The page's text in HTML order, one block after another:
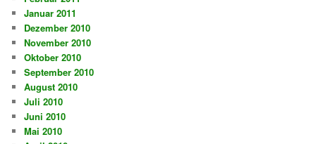
Januar 2011
Dezember 2010
November 2010
Oktober 2010
September 2010
August 2010
Juli 2010
Juni 2010
Mai 2010